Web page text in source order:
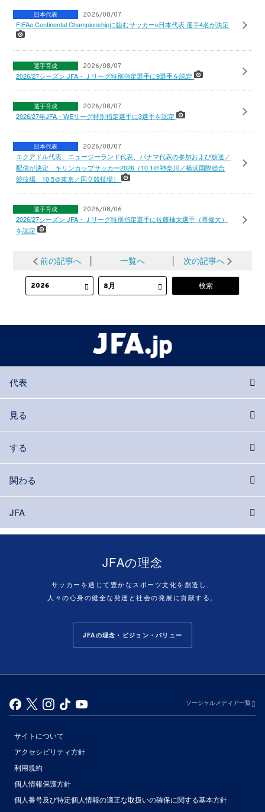
日本代表 2026/08/07
FIFAe Continental Championshipに臨むサッカーe日本代表 選手4名が決定
選手育成 2026/08/07
2026/27シーズン JFA・Ｊリーグ特別指定選手に9選手を認定
選手育成 2026/08/07
2026/27年JFA・WEリーグ特別指定選手に3選手を認定
日本代表 2026/08/07
エクアドル代表、ニュージーランド代表、パナマ代表の参加および放送／
配信が決定 キリンカップサッカー2026（10.1＠神奈川／横浜国際総合
競技場、10.5＠東京／国立競技場）
選手育成 2026/08/06
2026/27シーズン JFA・Ｊリーグ特別指定選手に佐藤柚太選手（専修大）
を認定
前の記事へ 一覧へ 次の記事へ
代表
見る
する
関わる
JFA
JFAの理念
サッカーを通じて豊かなスポーツ文化を創造し、
人々の心身の健全な発達と社会の発展に貢献する。
JFAの理念・ビジョン・バリュー
ソーシャルメディア一覧
サイトについて
アクセシビリティ方針
利用規約
個人情報保護方針
個人番号及び特定個人情報の適正な取扱いの確保に関する基本方針